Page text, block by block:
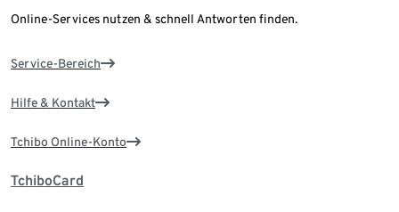
Online-Services nutzen & schnell Antworten finden.
Service-Bereich
Hilfe & Kontakt
Tchibo Online-Konto
TchiboCard